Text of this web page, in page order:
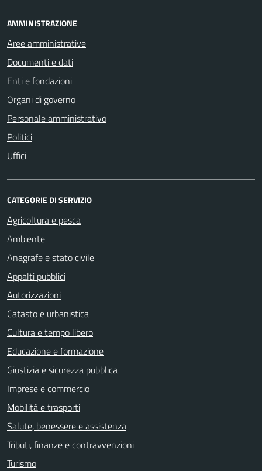
AMMINISTRAZIONE
Aree amministrative
Documenti e dati
Enti e fondazioni
Organi di governo
Personale amministrativo
Politici
Uffici
CATEGORIE DI SERVIZIO
Agricoltura e pesca
Ambiente
Anagrafe e stato civile
Appalti pubblici
Autorizzazioni
Catasto e urbanistica
Cultura e tempo libero
Educazione e formazione
Giustizia e sicurezza pubblica
Imprese e commercio
Mobilità e trasporti
Salute, benessere e assistenza
Tributi, finanze e contravvenzioni
Turismo